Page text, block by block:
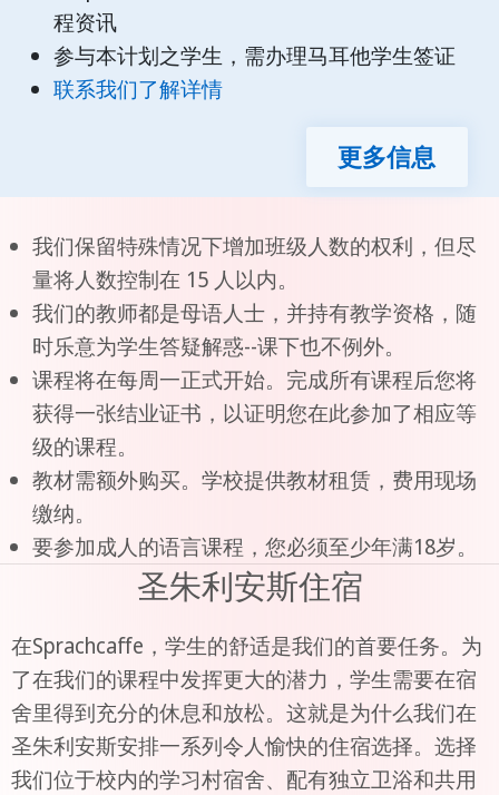
程资讯
参与本计划之学生，需办理马耳他学生签证
联系我们了解详情
更多信息
我们保留特殊情况下增加班级人数的权利，但尽
量将人数控制在 15 人以内。
我们的教师都是母语人士，并持有教学资格，随
时乐意为学生答疑解惑--课下也不例外。
课程将在每周一正式开始。完成所有课程后您将
获得一张结业证书，以证明您在此参加了相应等
级的课程。
教材需额外购买。学校提供教材租赁，费用现场
缴纳。
要参加成人的语言课程，您必须至少年满18岁。
圣朱利安斯住宿
在Sprachcaffe，学生的舒适是我们的首要任务。为
了在我们的课程中发挥更大的潜力，学生需要在宿
舍里得到充分的休息和放松。这就是为什么我们在
圣朱利安斯安排一系列令人愉快的住宿选择。选择
我们位于校内的学习村宿舍、配有独立卫浴和共用